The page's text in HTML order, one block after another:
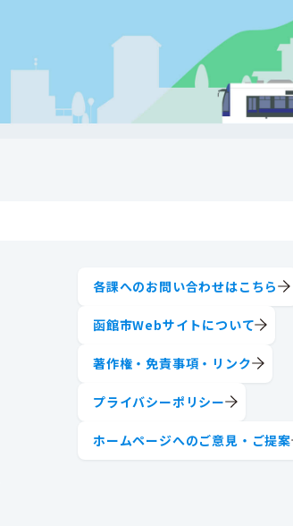
各課へのお問い合わせはこちら
函館市Webサイトについて
著作権・免責事項・リンク
プライバシーポリシー
ホームページへのご意見・ご提案